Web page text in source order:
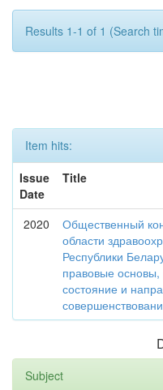
Results 1-1 of 1 (Search
Item hits:
Issue
Date
Title
2020
Общественный
области
Республики
правовые основы,
состояние и
Subject